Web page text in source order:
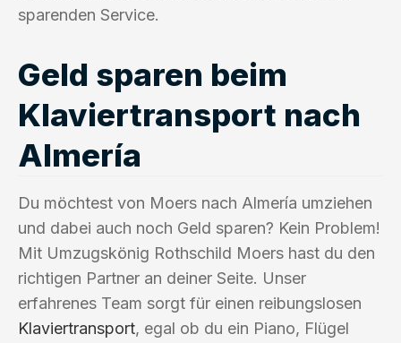
sparenden Service.
Geld sparen beim
Klaviertransport nach
Almería
Du möchtest von Moers nach Almería umziehen
und dabei auch noch Geld sparen? Kein Problem!
Mit Umzugskönig Rothschild Moers hast du den
richtigen Partner an deiner Seite. Unser
erfahrenes Team sorgt für einen reibungslosen
Klaviertransport, egal ob du ein Piano, Flügel